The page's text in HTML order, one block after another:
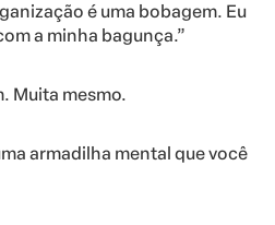
é uma bobagem. Eu
a minha bagunça.”
Muita mesmo.
armadilha mental que você